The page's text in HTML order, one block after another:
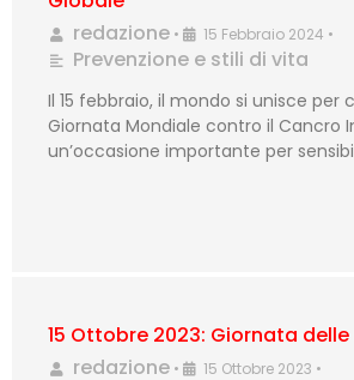
redazione • 15 Febbraio 2024 •
Prevenzione e stili di vita
Il 15 febbraio, il mondo si unisce per
Giornata Mondiale contro il Cancro
un’occasione importante per
15 Ottobre 2023: Giornata delle
redazione • 15 Ottobre 2023 •